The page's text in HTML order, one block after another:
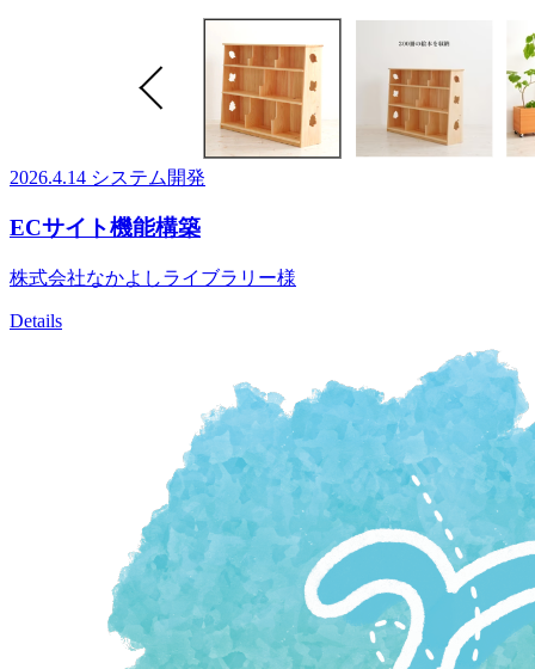
2026.4.14 システム開発
ECサイト機能構築
株式会社なかよしライブラリー様
Details